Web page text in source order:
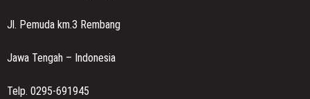
Jl. Pemuda km.3 Rembang
Jawa Tengah – Indonesia
Telp. 0295-691945